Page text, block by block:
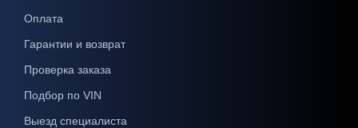
Оплата
Гарантии и возврат
Проверка заказа
Подбор по VIN
Выезд специалиста